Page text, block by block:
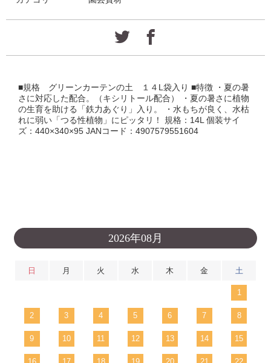
■規格 グリーンカーテンの土 １４L袋入り ■特徴 ・夏の暑
さに対応した配合。（キシリトール配合） ・夏の暑さに植物
の生育を助ける「鉄力あぐり」入り。 ・水もちが良く、水枯
れに弱い「つる性植物」にピッタリ！ 規格：14L 個装サイ
ズ：440×340×95 JANコード：4907579551604
2026年08月
日 月 火 水 木 金 土
1
2 3 4 5 6 7 8
9 10 11 12 13 14 15